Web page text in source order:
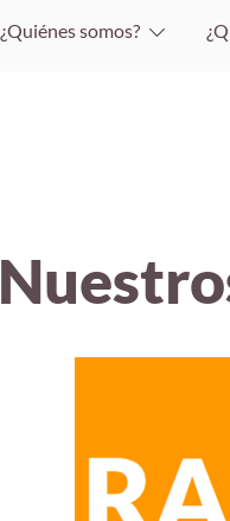
¿Quiénes somos?